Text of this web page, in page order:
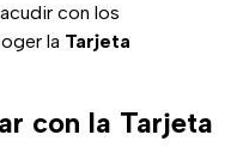
con los
la Tarjeta
con la Tarjeta